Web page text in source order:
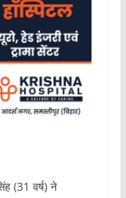
(31 वर्ष) ने